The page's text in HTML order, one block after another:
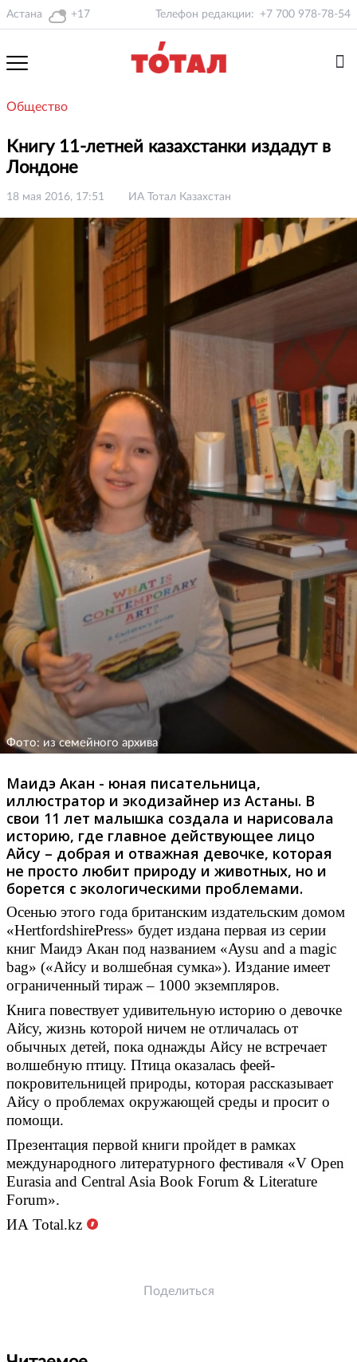
Астана +17 Телефон редакции: +7 700 978-78-54
Общество
Книгу 11-летней казахстанки издадут в
Лондоне
18 мая 2016, 17:51 ИА Тотал Казахстан
Фото: из семейного архива
Маидэ Акан - юная писательница,
иллюстратор и экодизайнер из Астаны. В
свои 11 лет малышка создала и нарисовала
историю, где главное действующее лицо
Айсу – добрая и отважная девочке, которая
не просто любит природу и животных, но и
борется с экологическими проблемами.
Осенью этого года британским издательским домом
«HertfordshirePress» будет издана первая из серии
книг Маидэ Акан под названием «Aysu and a magic
bag» («Айсу и волшебная сумка»). Издание имеет
ограниченный тираж – 1000 экземпляров.
Книга повествует удивительную историю о девочке
Айсу, жизнь которой ничем не отличалась от
обычных детей, пока однажды Айсу не встречает
волшебную птицу. Птица оказалась феей-
покровительницей природы, которая рассказывает
Айсу о проблемах окружающей среды и просит о
помощи.
Презентация первой книги пройдет в рамках
международного литературного фестиваля «V Open
Eurasia and Central Asia Book Forum & Literature
Forum».
ИА Total.kz
Поделиться